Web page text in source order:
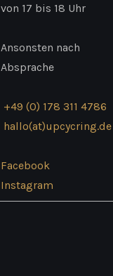
von 17 bis 18 Uhr
Ansonsten nach
Absprache
+49 (0) 178 311 4786
hallo(at)upcycring.de
Facebook
Instagram